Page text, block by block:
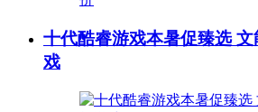
十代酷睿游戏本暑促臻选
戏